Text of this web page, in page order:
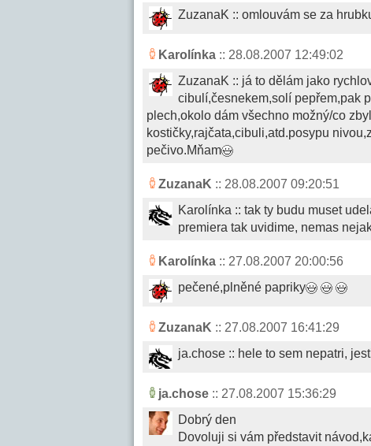
ZuzanaK :: omlouvám se za
Karolínka :: 28.08.2007 12:49:02
ZuzanaK :: já to dělám jako
cibulí,česnekem,solí pepřem,pak
plech,okolo dám všechno možný/co
kostičky,rajčata,cibuli,atd.posypu
pečivo.Mňam
ZuzanaK :: 28.08.2007 09:20:51
Karolínka :: tak ty budu muset
premiera tak uvidime, nemas
Karolínka :: 27.08.2007 20:00:56
pečené,plněné papriky
ZuzanaK :: 27.08.2007 16:41:29
ja.chose :: hele to sem nepatri,
ja.chose :: 27.08.2007 15:36:29
Dobrý den
Dovoluji si vám představit